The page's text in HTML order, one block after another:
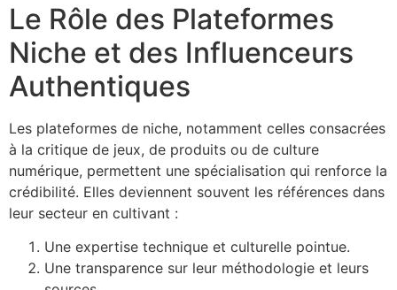
Le Rôle des Plateformes
Niche et des Influenceurs
Authentiques
Les plateformes de niche, notamment celles consacrées
à la critique de jeux, de produits ou de culture
numérique, permettent une spécialisation qui renforce la
crédibilité. Elles deviennent souvent les références dans
leur secteur en cultivant :
Une expertise technique et culturelle pointue.
Une transparence sur leur méthodologie et leurs